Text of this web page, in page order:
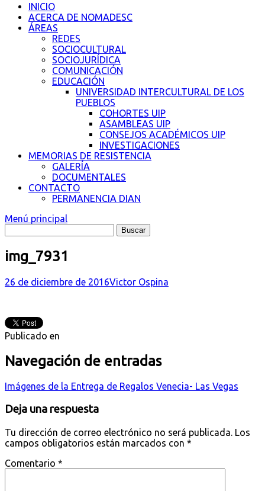
INICIO
ACERCA DE NOMADESC
ÁREAS
REDES
SOCIOCULTURAL
SOCIOJURÍDICA
COMUNICACIÓN
EDUCACIÓN
UNIVERSIDAD INTERCULTURAL DE LOS
PUEBLOS
COHORTES UIP
ASAMBLEAS UIP
CONSEJOS ACADÉMICOS UIP
INVESTIGACIONES
MEMORIAS DE RESISTENCIA
GALERÍA
DOCUMENTALES
CONTACTO
PERMANENCIA DIAN
Menú principal
img_7931
26 de diciembre de 2016Victor Ospina
Publicado en
Navegación de entradas
Imágenes de la Entrega de Regalos Venecia- Las Vegas
Deja una respuesta
Tu dirección de correo electrónico no será publicada. Los
campos obligatorios están marcados con *
Comentario *